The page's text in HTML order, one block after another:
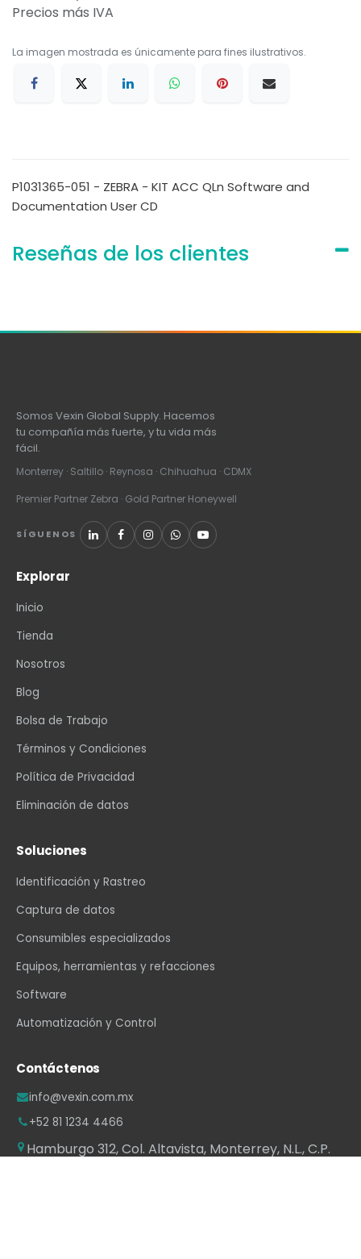
Precios más IVA
La imagen mostrada es únicamente para fines ilustrativos.
P1031365-051 - ZEBRA - KIT ACC QLn Software and
Documentation User CD
Reseñas de los clientes
Somos Vexin Global Supply. Hacemos
tu compañía más fuerte, y tu vida más
fácil.
Monterrey · Saltillo · Reynosa · Chihuahua · CDMX
Premier Partner Zebra · Gold Partner Honeywell
SÍGUENOS
Explorar
Inicio
Tienda
Nosotros
Blog
Bolsa de Trabajo
Términos y Condiciones
Política de Privacidad
Eliminación de datos
Soluciones
Identificación y Rastreo
Captura de datos
Consumibles especializados
Equipos, herramientas y refacciones
Software
Automatización y Control
Contáctenos
info@vexin.com.mx
+52 81 1234 4466
Hamburgo 312, Col. Altavista, Monterrey, N.L., C.P.